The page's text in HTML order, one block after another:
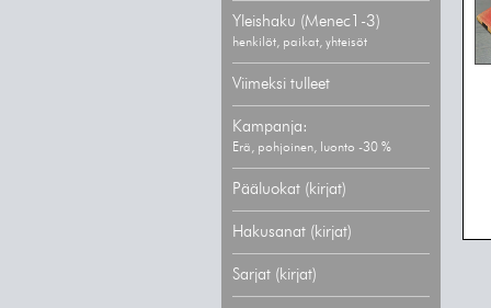
Yleishaku (Menec1-3)
henkilöt, paikat, yhteisöt
Viimeksi tulleet
Kampanja:
Erä, pohjoinen, luonto -30 %
Pääluokat (kirjat)
Hakusanat (kirjat)
Sarjat (kirjat)